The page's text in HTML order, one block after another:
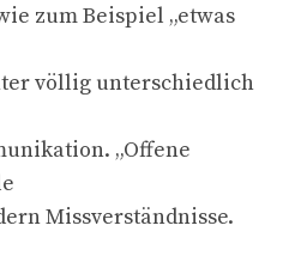
zum Beispiel „etwas
völlig unterschiedlich
„Offene
Missverständnisse.